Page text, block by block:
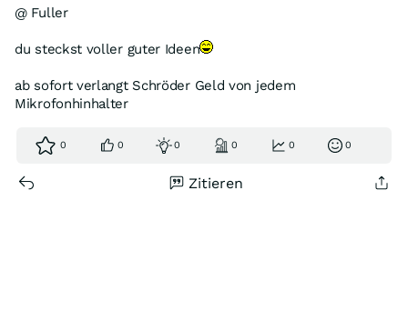
@ Fuller
du steckst voller guter Ideen
ab sofort verlangt Schröder Geld von jedem
Mikrofonhinhalter
0 0 0 0 0 0
Zitieren